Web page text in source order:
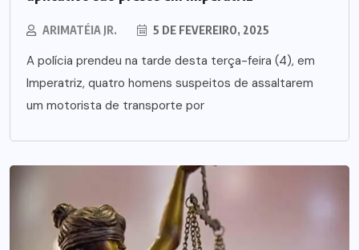
ARIMATÉIA JR. 5 DE FEVEREIRO, 2025
A polícia prendeu na tarde desta terça-feira (4), em
Imperatriz, quatro homens suspeitos de assaltarem
um motorista de transporte por